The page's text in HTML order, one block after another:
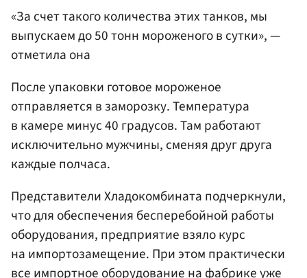
«За счет такого количества этих танков, мы
выпускаем до 50 тонн мороженого в сутки», —
отметила она
После упаковки готовое мороженое
отправляется в заморозку. Температура
в камере минус 40 градусов. Там работают
исключительно мужчины, сменяя друг друга
каждые полчаса.
Представители Хладокомбината подчеркнули,
что для обеспечения бесперебойной работы
оборудования, предприятие взяло курс
на импортозамещение. При этом практически
все импортное оборудование на фабрике уже